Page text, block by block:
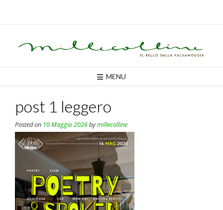
MENU
post 1 leggero
Posted on 10 Maggio 2026bymillecolline